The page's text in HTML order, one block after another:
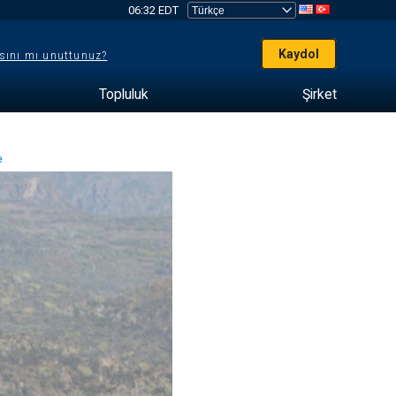
06:32 EDT
mı unuttunuz? Kaydol
Topluluk Şirket